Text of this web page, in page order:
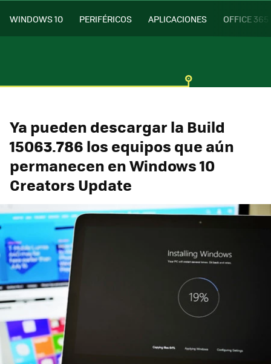
WINDOWS 10 PERIFÉRICOS APLICACIONES OFFICE 365
Ya pueden descargar la Build
15063.786 los equipos que aún
permanecen en Windows 10
Creators Update